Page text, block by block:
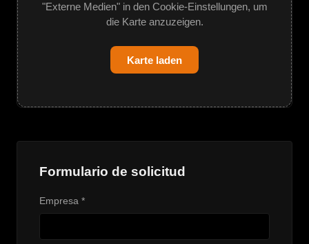
"Externe Medien" in den Cookie-Einstellungen, um
die Karte anzuzeigen.
Karte laden
Formulario de solicitud
Empresa *